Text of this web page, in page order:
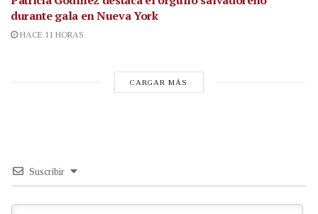
durante gala en Nueva York
HACE 11 HORAS
CARGAR MÁS
Suscribir